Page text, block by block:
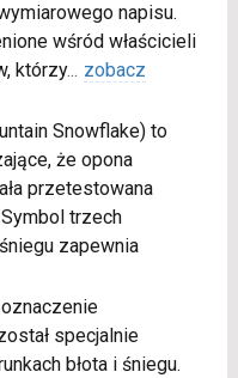
napisu.
wśród właścicieli
którzy... zobacz
Snowflake) to
że opona
przetestowana
trzech
zapewnia
specjalnie
błota i śniegu.